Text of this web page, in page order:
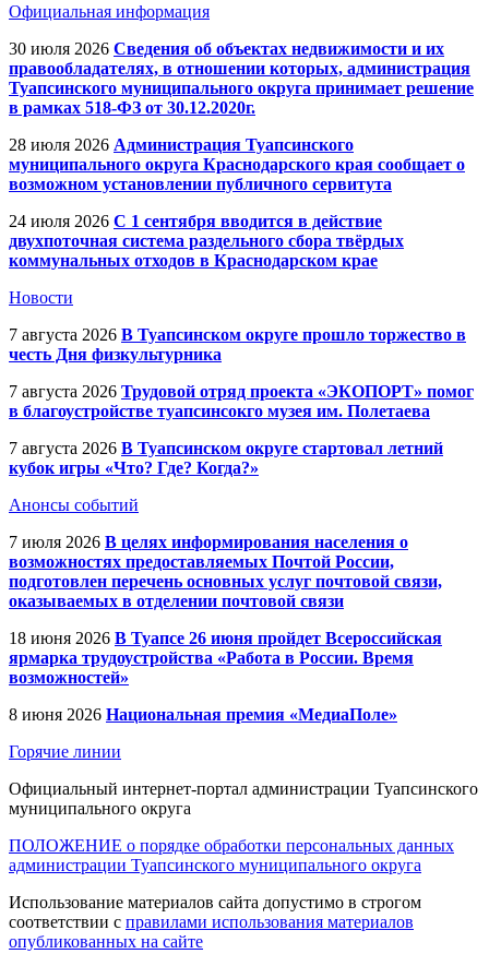
Официальная информация
30 июля 2026 Сведения об объектах недвижимости и их
правообладателях, в отношении которых, администрация
Туапсинского муниципального округа принимает решение
в рамках 518-ФЗ от 30.12.2020г.
28 июля 2026 Администрация Туапсинского
муниципального округа Краснодарского края сообщает о
возможном установлении публичного сервитута
24 июля 2026 С 1 сентября вводится в действие
двухпоточная система раздельного сбора твёрдых
коммунальных отходов в Краснодарском крае
Новости
7 августа 2026 В Туапсинском округе прошло торжество в
честь Дня физкультурника
7 августа 2026 Трудовой отряд проекта «ЭКОПОРТ» помог
в благоустройстве туапсинсокго музея им. Полетаева
7 августа 2026 В Туапсинском округе стартовал летний
кубок игры «Что? Где? Когда?»
Анонсы событий
7 июля 2026 В целях информирования населения о
возможностях предоставляемых Почтой России,
подготовлен перечень основных услуг почтовой связи,
оказываемых в отделении почтовой связи
18 июня 2026 В Туапсе 26 июня пройдет Всероссийская
ярмарка трудоустройства «Работа в России. Время
возможностей»
8 июня 2026 Национальная премия «МедиаПоле»
Горячие линии
Официальный интернет-портал администрации Туапсинского
муниципального округа
ПОЛОЖЕНИЕ о порядке обработки персональных данных
администрации Туапсинского муниципального округа
Использование материалов сайта допустимо в строгом
соответствии с правилами использования материалов
опубликованных на сайте